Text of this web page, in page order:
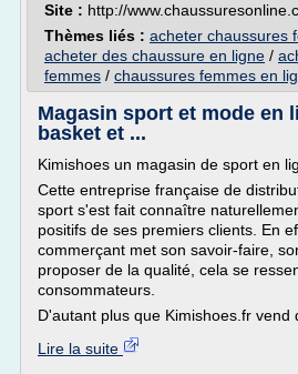
Site : http://
Thèmes liés : acheter chaussures
acheter des chaussure en ligne /
femmes / chaussures femmes en
Magasin sport et mode en
basket et ...
Kimishoes un magasin de sport en
Cette entreprise française de
sport s'est fait connaître
positifs de ses premiers clients. En
commerçant met son savoir-faire,
proposer de la qualité, cela se
consommateurs.
D'autant plus que Kimishoes.fr vend
Lire la suite